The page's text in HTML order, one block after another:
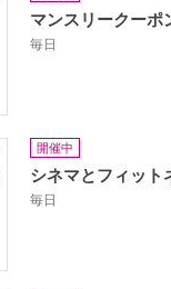
マンスリークーポ
毎日
開催中
シネマとフィット
毎日